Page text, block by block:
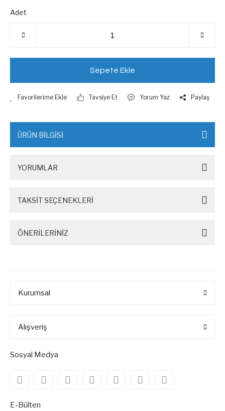
Adet
Sepete Ekle
Tavsiye Et Yorum Yaz Paylaş
ÜRÜN BİLGİSİ
YORUMLAR
TAKSİT SEÇENEKLERİ
ÖNERİLERİNİZ
Kurumsal
Alışveriş
Sosyal Medya
E-Bülten